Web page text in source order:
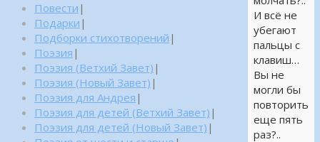
И всё не
убегают
пальцы с
клавиш…
Вы не
могли бы
повторить
еще пять
раз?..
Повести |
Подарки |
Подборки стихотворений |
Поэзия |
Поэзия (Ветхий Завет) |
Поэзия (Новый Завет) |
Поэзия для Андрея |
Поэзия для детей (Ветхий Завет) |
Поэзия для детей (Новый Завет) |